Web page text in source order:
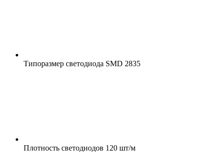
Типоразмер светодиода SMD 2835
Плотность светодиодов 120 шт/м